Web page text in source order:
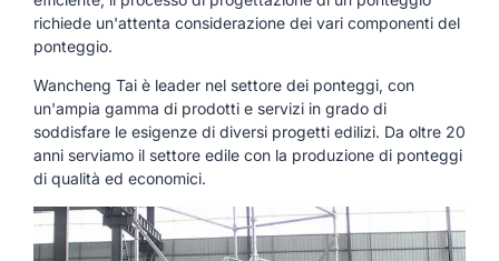
richiede un'attenta considerazione dei vari componenti del
ponteggio.
Wancheng Tai è leader nel settore dei ponteggi, con
un'ampia gamma di prodotti e servizi in grado di
soddisfare le esigenze di diversi progetti edilizi. Da oltre 20
anni serviamo il settore edile con la produzione di ponteggi
di qualità ed economici.